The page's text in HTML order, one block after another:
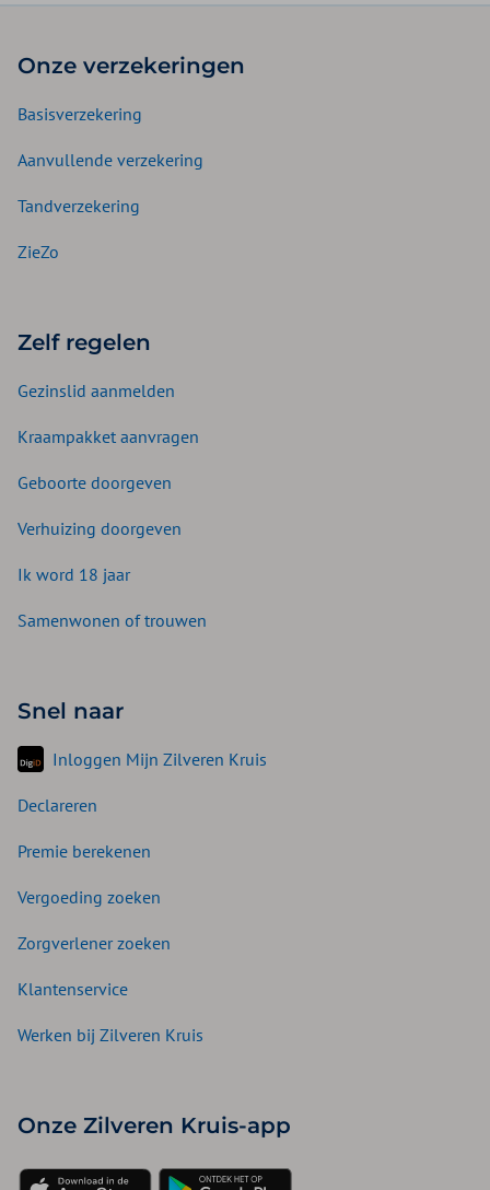
Onze verzekeringen
Basisverzekering
Aanvullende verzekering
Tandverzekering
ZieZo
Zelf regelen
Gezinslid aanmelden
Kraampakket aanvragen
Geboorte doorgeven
Verhuizing doorgeven
Ik word 18 jaar
Samenwonen of trouwen
Snel naar
Inloggen Mijn Zilveren Kruis
Declareren
Premie berekenen
Vergoeding zoeken
Zorgverlener zoeken
Klantenservice
Werken bij Zilveren Kruis
Onze Zilveren Kruis-app